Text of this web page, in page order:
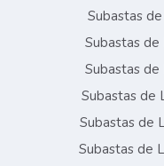
Subastas
Subastas de
Subastas de
Subastas de
Subastas de
Subastas de